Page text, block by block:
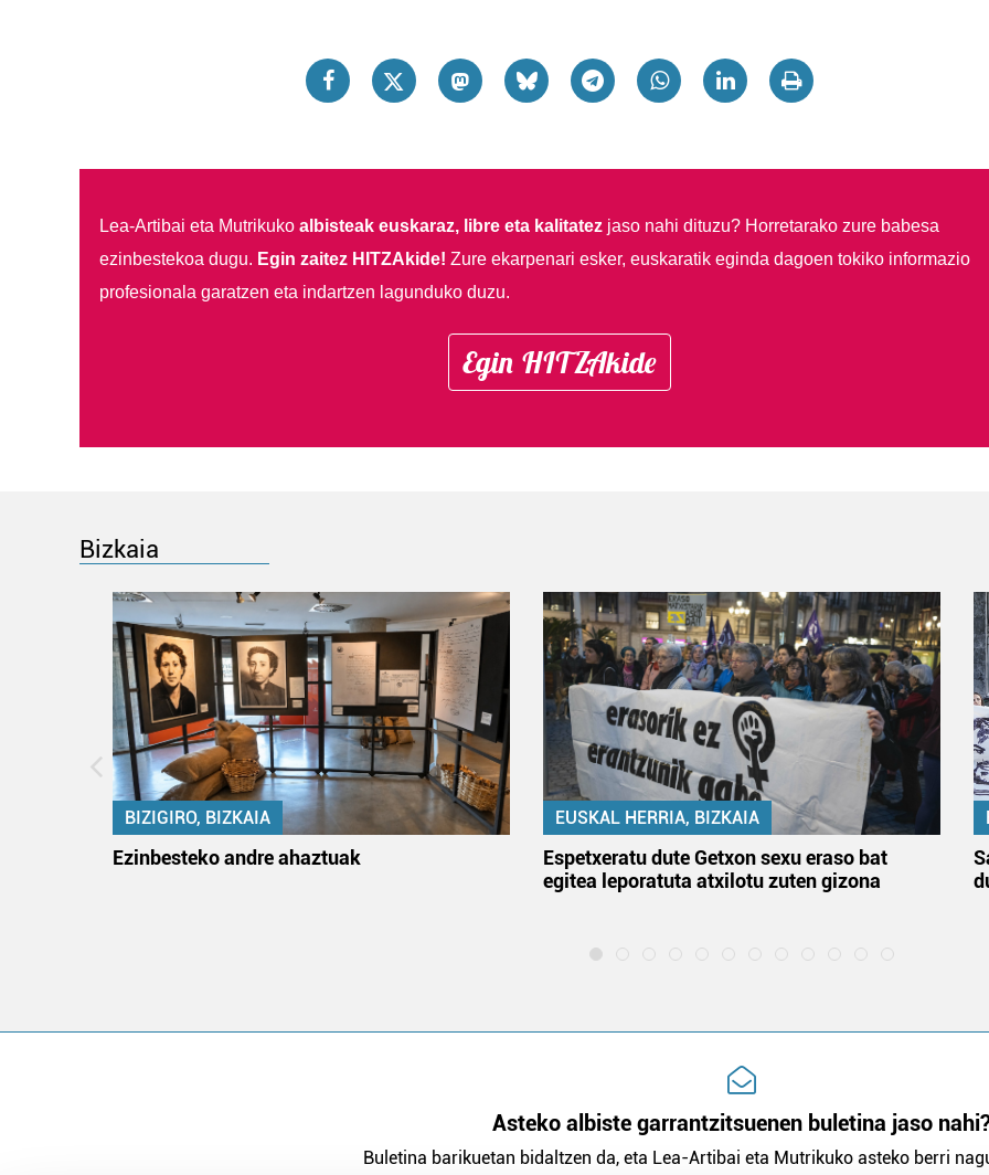
Lea-Artibai eta Mutrikuko albisteak euskaraz, libre eta kalitatezjaso nahi dituzu? Horretarako zure babesa
ezinbestekoa dugu. Egin zaitez HITZAkide! Zure ekarpenari esker, euskaratik eginda dagoen tokiko informazio
profesionala garatzen eta indartzen lagunduko duzu.
Egin HITZAkide
Bizkaia
BIZIGIRO, BIZKAIA
Ezinbesteko andre ahaztuak
EUSKAL HERRIA, BIZKAIA
Espetxeratu dute Getxon sexu eraso bat
egitea leporatuta atxilotu zuten gizona
Asteko albiste garrantzitsuenen buletina jaso
Buletina barikuetan bidaltzen da, eta Lea-Artibai eta Mutrikuko asteko berri